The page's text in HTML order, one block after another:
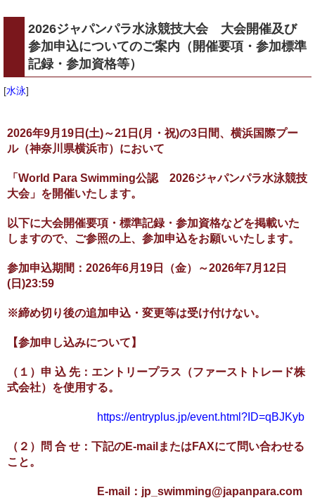
2026ジャパンパラ水泳競技大会 大会開催及び
参加申込についてのご案内（開催要項・参加標準
記録・参加資格等）
[水泳]
2026年9月19日(土)～21日(月・祝)の3日間、横浜国際プー
ル（神奈川県横浜市）において
「World Para Swimming公認 2026ジャパンパラ水泳競技
大会」を開催いたします。
以下に大会開催要項・標準記録・参加資格などを掲載いた
しますので、ご参照の上、参加申込をお願いいたします。
参加申込期間：2026年6月19日（金）～2026年7月12日
(日)23:59
※締め切り後の追加申込・変更等は受け付けない。
【参加申し込みについて】
（１）申 込 先：エントリープラス（ファーストトレード株
式会社）を使用する。
https://entryplus.jp/event.html?ID=qBJKyb
（２）問 合 せ：下記のE-mailまたはFAXにて問い合わせる
こと。
E-mail：jp_swimming@japanpara.com